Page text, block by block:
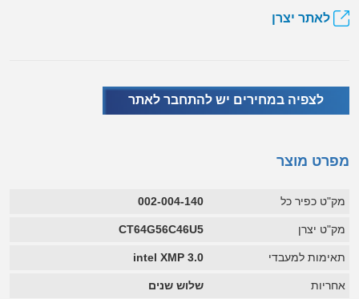
לאתר יצרן
לצפיה במחירים יש להתחבר לאתר
מפרט מוצר
מק"ט כפיר כל 002-004-140
מק"ט יצרן CT64G56C46U5
תאימות למעבדי intel XMP 3.0
אחריות שלוש שנים